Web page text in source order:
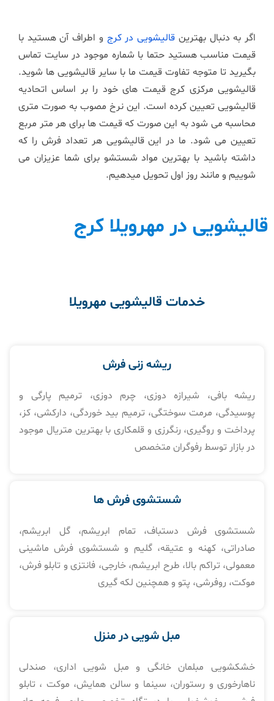
اگر به دنبال بهترین قالیشویی در کرج و اطراف آن هستید با
قیمت مناسب هستید حتما با شماره موجود در سایت تماس
بگیرید تا متوجه تفاوت قیمت ما با سایر قالیشویی ها شوید.
قالیشویی مرکزی کرج قیمت های خود را بر اساس اتحادیه
قالیشویی تعیین کرده است. این نرخ مصوب به صورت متری
محاسبه می شود به این صورت که قیمت ها برای هر متر مربع
تعیین می شود. ما در این قالیشویی هر تعداد فرش را که
داشته باشید با بهترین مواد شستشو برای شما عزیزان می
شوییم و مانند روز اول تحویل میدهیم.
قالیشویی در مهرویلا کرج
خدمات قالیشویی مهرویلا
ریشه زنی فرش
ریشه بافی، شیرازه دوزی، چرم دوزی، ترمیم پارگی و
پوسیدگی، مرمت سوختگی، ترمیم بید خوردگی، دارکشی، کز،
پرداخت و روگیری، رنگرزی و قلمکاری با بهترین متریال موجود
در بازار توسط رفوگران متخصص
شستشوی فرش ها​
شستشوی فرش دستباف، تمام ابریشم، گل ابریشم،
صادراتی، کهنه و عتیقه، گلیم و شستشوی فرش ماشینی
معمولی، تراکم بالا، طرح ابریشم، خارجی، فانتزی و تابلو فرش،
موکت، روفرشی، پتو و همچنین لکه گیری
مبل شویی در منزل​
خشکشویی مبلمان خانگی و مبل شویی اداری، صندلی
ناهارخوری و رستوران، سینما و سالن همایش، موکت ، تابلو